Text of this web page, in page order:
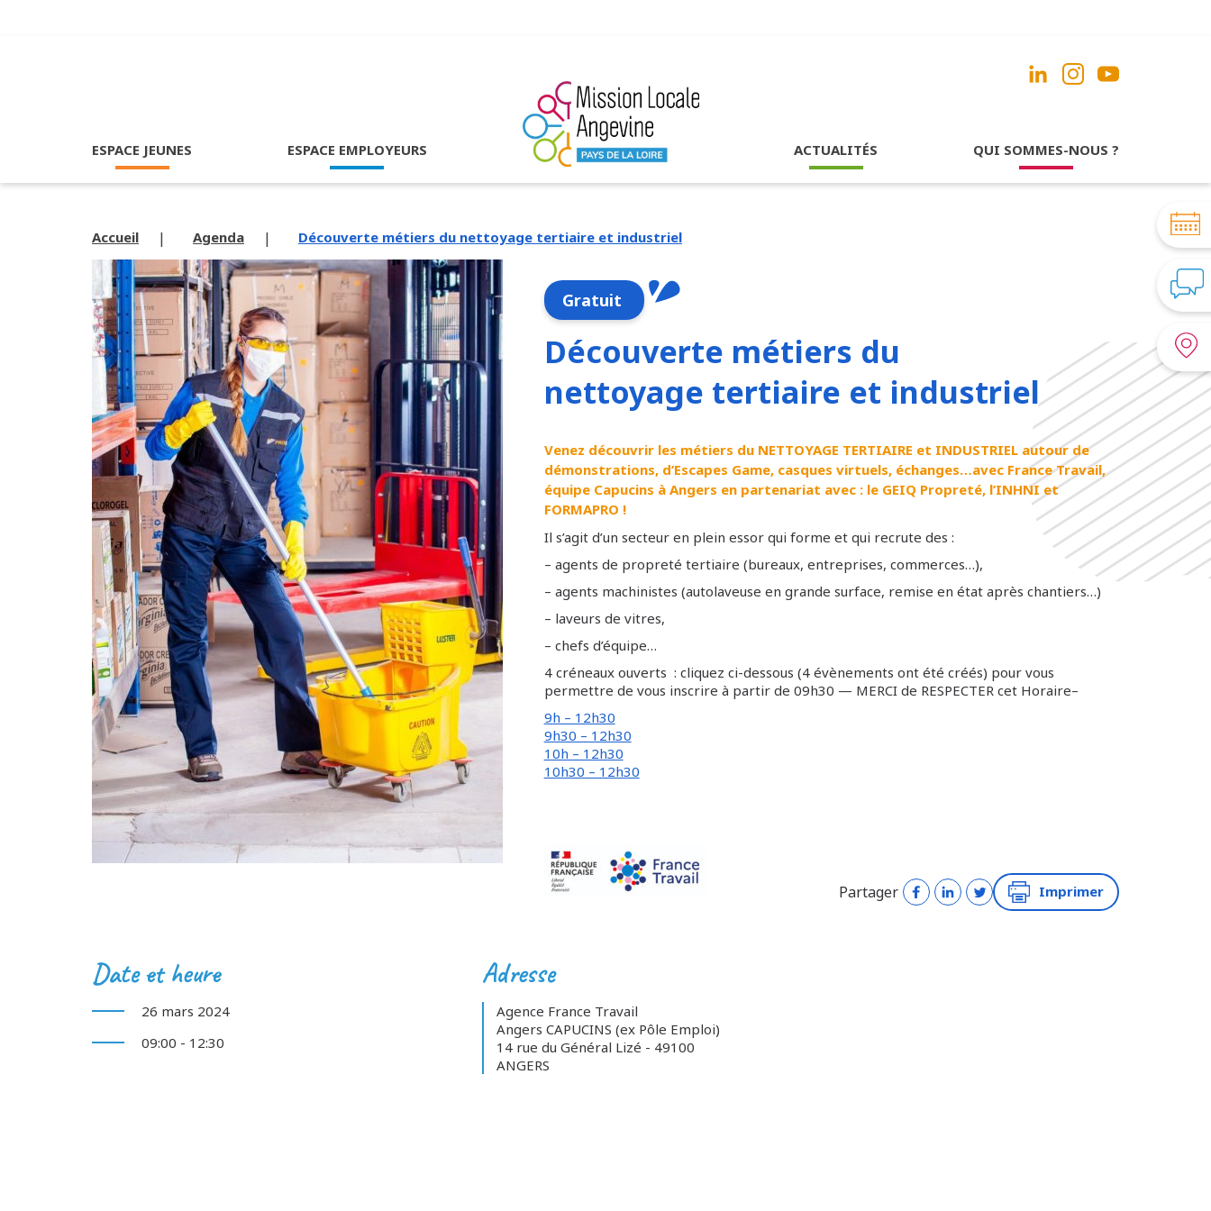
ESPACE JEUNES ESPACE EMPLOYEURS ACTUALITÉS QUI SOMMES-NOUS ?
Accueil Agenda Découverte métiers du nettoyage tertiaire et industriel
Gratuit
Découverte métiers du
nettoyage tertiaire et industriel
Venez découvrir les métiers du NETTOYAGE TERTIAIRE et INDUSTRIEL autour de
démonstrations, d’Escapes Game, casques virtuels, échanges…avec France Travail,
équipe Capucins à Angers en partenariat avec : le GEIQ Propreté, l’INHNI et
FORMAPRO !
Il s’agit d’un secteur en plein essor qui forme et qui recrute des :
– agents de propreté tertiaire (bureaux, entreprises, commerces…),
– agents machinistes (autolaveuse en grande surface, remise en état après chantiers…)
– laveurs de vitres,
– chefs d’équipe…
4 créneaux ouverts : cliquez ci-dessous (4 évènements ont été créés) pour vous
permettre de vous inscrire à partir de 09h30 — MERCI de RESPECTER cet Horaire–
9h – 12h30
9h30 – 12h30
10h – 12h30
10h30 – 12h30
Partager Imprimer
Date et heure
26 mars 2024
09:00 - 12:30
Adresse
Agence France Travail
Angers CAPUCINS (ex Pôle Emploi)
14 rue du Général Lizé - 49100
ANGERS